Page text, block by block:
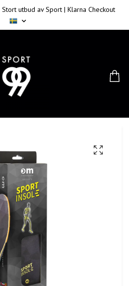
utbud av Sport | Klarna Checkout